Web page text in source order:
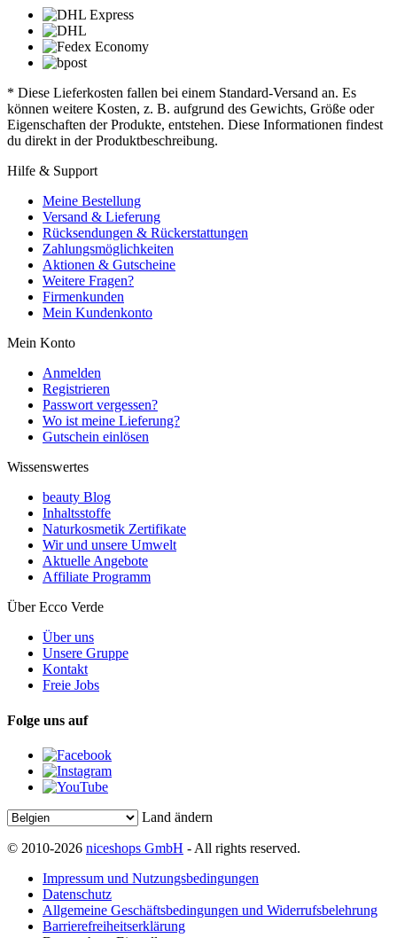
* Diese Lieferkosten fallen bei einem Standard-Versand an. Es
können weitere Kosten, z. B. aufgrund des Gewichts, Größe oder
Eigenschaften der Produkte, entstehen. Diese Informationen findest
du direkt in der Produktbeschreibung.
Hilfe & Support
Meine Bestellung
Versand & Lieferung
Rücksendungen & Rückerstattungen
Zahlungsmöglichkeiten
Aktionen & Gutscheine
Weitere Fragen?
Firmenkunden
Mein Kundenkonto
Mein Konto
Anmelden
Registrieren
Passwort vergessen?
Wo ist meine Lieferung?
Gutschein einlösen
Wissenswertes
beauty Blog
Inhaltsstoffe
Naturkosmetik Zertifikate
Wir und unsere Umwelt
Aktuelle Angebote
Affiliate Programm
Über Ecco Verde
Über uns
Unsere Gruppe
Kontakt
Freie Jobs
Folge uns auf
Land ändern
© 2010-2026 niceshops GmbH - All rights reserved.
Impressum und Nutzungsbedingungen
Datenschutz
Allgemeine Geschäftsbedingungen und Widerrufsbelehrung
Barrierefreiheitserklärung